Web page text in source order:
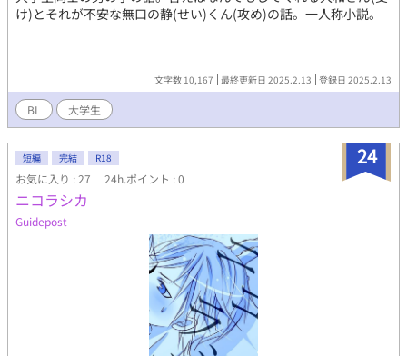
け)とそれが不安な無口の静(せい)くん(攻め)の話。一人称小説。
文字数 10,167 最終更新日 2025.2.13 登録日 2025.2.13
BL 大学生
24
短編 完結 R18
お気に入り : 27 24h.ポイント : 0
ニコラシカ
Guidepost